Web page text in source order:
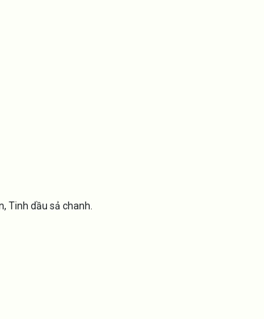
Tinh dầu sả chanh.